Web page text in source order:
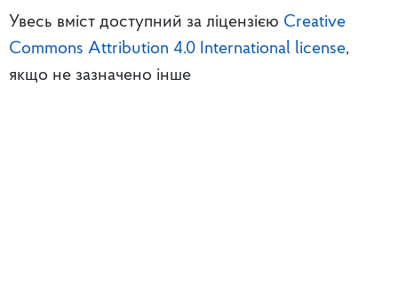
Увесь вміст доступний за ліцензією Creative
Commons Attribution 4.0 International license,
якщо не зазначено інше